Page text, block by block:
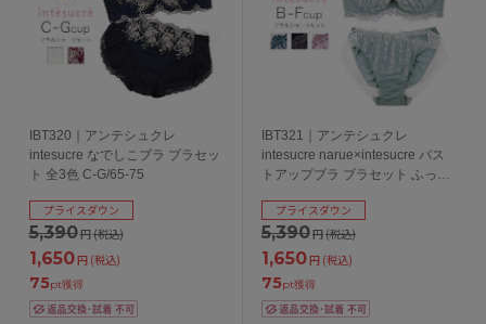
IBT320｜アンテシュクレ
intesucre なでしこブラ ブラセッ
ト 全3色 C-G/65-75
5,390円(税込)
プライスダウン
1,650円 (税込)
75pt獲得
IBT321｜アンテシュクレ
intesucre narue×intesucre バス
トアップブラ ブラセット ふっく
5,390円(税込)
プライスダウン
1,650円 (税込)
75pt獲得